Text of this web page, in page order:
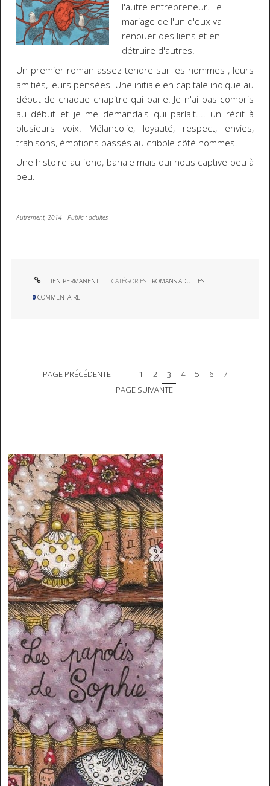
l'autre entrepreneur. Le
mariage de l'un d'eux va
renouer des liens et en
détruire d'autres.
Un premier roman assez tendre sur les hommes , leurs
amitiés, leurs pensées. Une initiale en capitale indique au
début de chaque chapitre qui parle. Je n'ai pas compris
au début et je me demandais qui parlait.... un récit à
plusieurs voix. Mélancolie, loyauté, respect, envies,
trahisons, émotions passés au cribble côté hommes.
Une histoire au fond, banale mais qui nous captive peu à
peu.
Autrement, 2014 Public : adultes
LIEN PERMANENT CATÉGORIES : ROMANS ADULTES
0 COMMENTAIRE
PAGE PRÉCÉDENTE 1 2 3 4 5 6
7
PAGE SUIVANTE